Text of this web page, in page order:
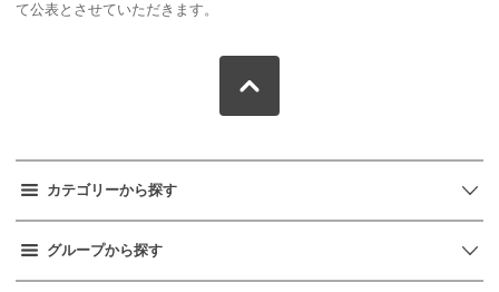
て公表とさせていただきます。
カテゴリーから探す
グループから探す